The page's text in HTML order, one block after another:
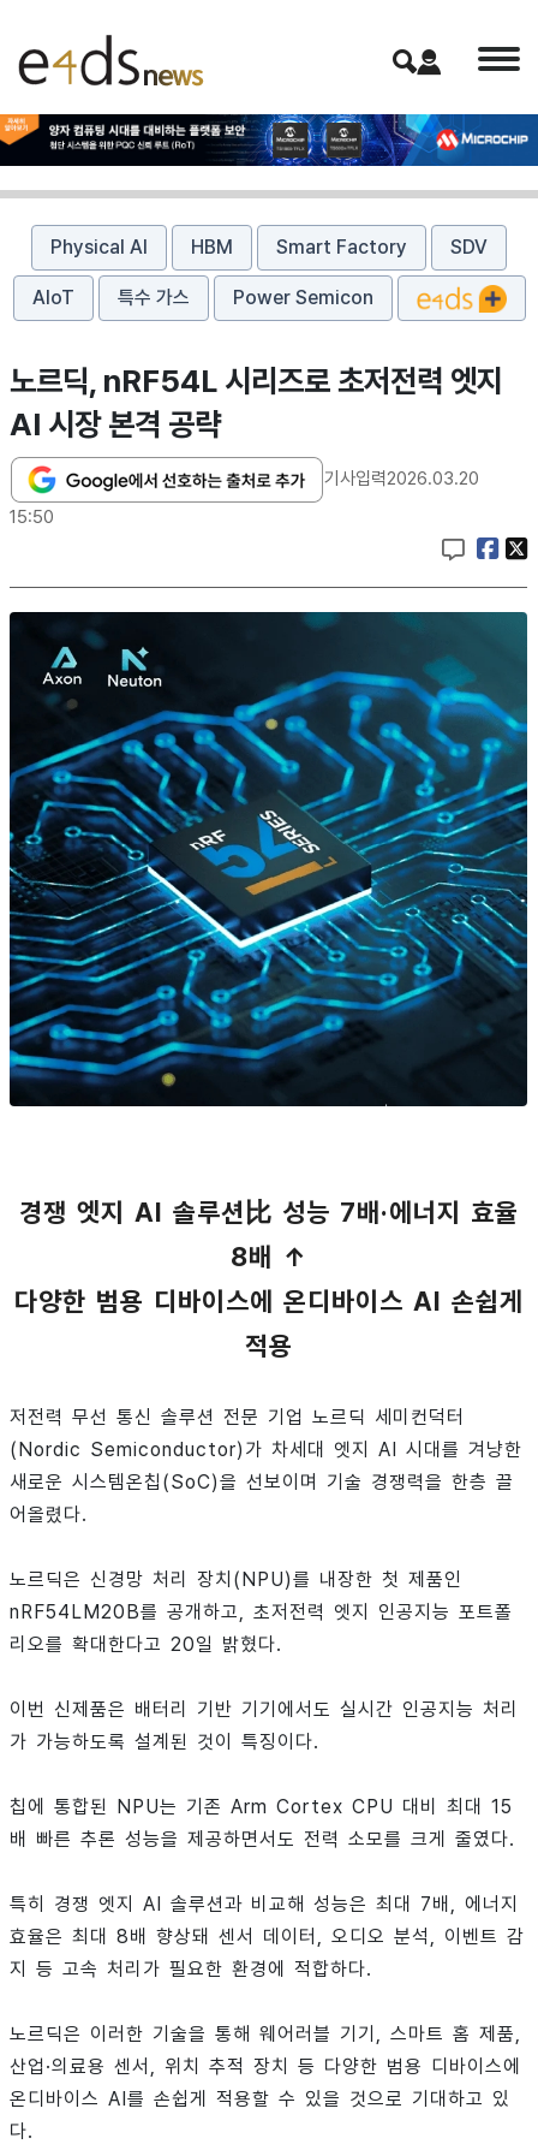
Physical AI HBM Smart Factory SDV
AIoT 특수 가스 Power Semicon
노르딕, nRF54L 시리즈로 초저전력 엣지
AI 시장 본격 공략
기사입력2026.03.20
15:50
경쟁 엣지 AI 솔루션比 성능 7배·에너지 효율
8배 ↑
다양한 범용 디바이스에 온디바이스 AI 손쉽게
적용
저전력 무선 통신 솔루션 전문 기업 노르딕 세미컨덕터
(Nordic Semiconductor)가 차세대 엣지 AI 시대를 겨냥한
새로운 시스템온칩(SoC)을 선보이며 기술 경쟁력을 한층 끌
어올렸다.
노르딕은 신경망 처리 장치(NPU)를 내장한 첫 제품인
nRF54LM20B를 공개하고, 초저전력 엣지 인공지능 포트폴
리오를 확대한다고 20일 밝혔다.
이번 신제품은 배터리 기반 기기에서도 실시간 인공지능 처리
가 가능하도록 설계된 것이 특징이다.
칩에 통합된 NPU는 기존 Arm Cortex CPU 대비 최대 15
배 빠른 추론 성능을 제공하면서도 전력 소모를 크게 줄였다.
특히 경쟁 엣지 AI 솔루션과 비교해 성능은 최대 7배, 에너지
효율은 최대 8배 향상돼 센서 데이터, 오디오 분석, 이벤트 감
지 등 고속 처리가 필요한 환경에 적합하다.
노르딕은 이러한 기술을 통해 웨어러블 기기, 스마트 홈 제품,
산업·의료용 센서, 위치 추적 장치 등 다양한 범용 디바이스에
온디바이스 AI를 손쉽게 적용할 수 있을 것으로 기대하고 있
다.